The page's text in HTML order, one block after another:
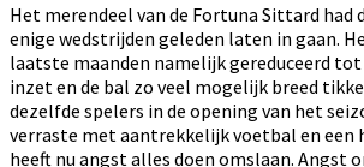
Het merendeel van de Fortuna Sittard had
enige wedstrijden geleden laten in gaan.
laatste maanden namelijk gereduceerd
inzet en de bal zo veel mogelijk breed
dezelfde spelers in de opening van het
verraste met aantrekkelijk voetbal en een
heeft nu angst alles doen omslaan. Angst